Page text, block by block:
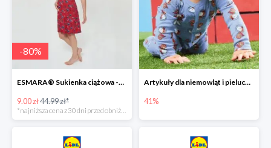
-80%
ESMARA® Sukienka ciążowa -79%
9.00 zł44.99 zł*
Artykuły dla niemowląt i pieluchy w Lidlu Online do -41%
41%